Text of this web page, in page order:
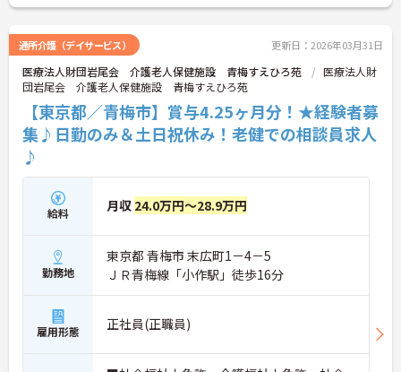
通所介護（デイサービス） 更新日：2026年03月31日
医療法人財団岩尾会 介護老人保健施設 青梅すえひろ苑
医療法人財
団岩尾会 介護老人保健施設 青梅すえひろ苑
【東京都／青梅市】賞与4.25ヶ月分！★経験者募
集♪日勤のみ＆土日祝休み！老健での相談員求人
♪
給料 月収 24.0万円～28.9万円
勤務地
東京都 青梅市 末広町1－4－5
ＪＲ青梅線「小作駅」徒歩16分
雇用形態 正社員(正職員)